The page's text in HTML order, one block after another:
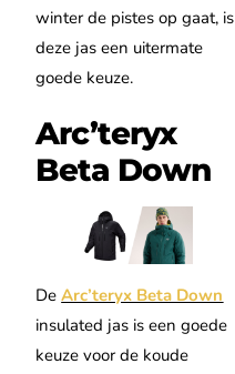
winter de pistes op gaat, is
deze jas een uitermate
goede keuze.
Arc’teryx
Beta Down
DeArc’teryx Beta Down
insulated jas is een goede
keuze voor de koude